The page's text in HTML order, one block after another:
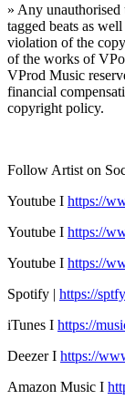
» Any unauthorised
tagged beats as
violation of the
of the works of
VProd Music
financial
copyright policy.
Follow Artist on
Youtube I https://
Youtube I https://
Youtube I https://
Spotify | https://
iTunes I https://
Deezer I https://
Amazon Music I